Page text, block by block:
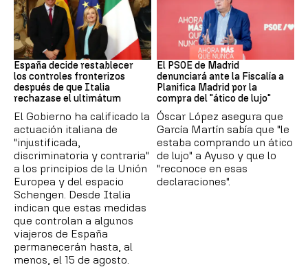
CRISIS MIGRATORIA
España decide restablecer
los controles fronterizos
después de que Italia
rechazase el ultimátum
El Gobierno ha calificado la
actuación italiana de
"injustificada,
discriminatoria y contraria"
a los principios de la Unión
Europea y del espacio
Schengen. Desde Italia
indican que estas medidas
que controlan a algunos
viajeros de España
permanecerán hasta, al
menos, el 15 de agosto.
PSOE MADRID
El PSOE de Madrid
denunciará ante la Fiscalía a
Planifica Madrid por la
compra del "ático de lujo"
Óscar López asegura que
García Martín sabía que "le
estaba comprando un ático
de lujo" a Ayuso y que lo
"reconoce en esas
declaraciones".